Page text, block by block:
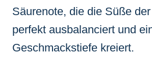
Säurenote, die die Süße
perfekt ausbalanciert und
Geschmackstiefe kreiert.